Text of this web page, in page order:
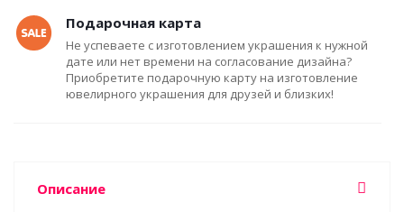
Подарочная карта
Не успеваете с изготовлением украшения к нужной
дате или нет времени на согласование дизайна?
Приобретите подарочную карту на изготовление
ювелирного украшения для друзей и близких!
Описание